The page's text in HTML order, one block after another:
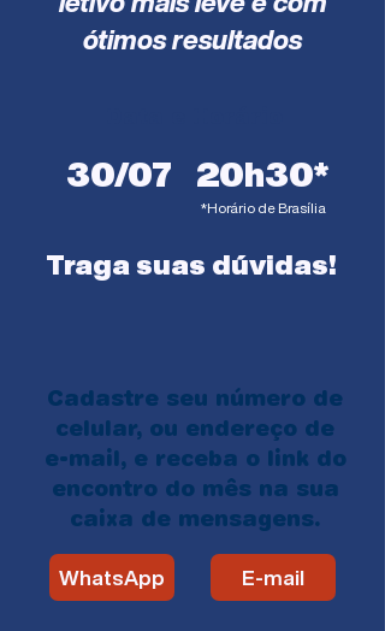
ótimos resultados
30/07 20h30*
*Horário de Brasília
Traga suas dúvidas!
Cadastre seu número de
celular, ou endereço de
e-mail, e receba o link do
encontro do mês na sua
caixa de mensagens.
WhatsApp E-mail